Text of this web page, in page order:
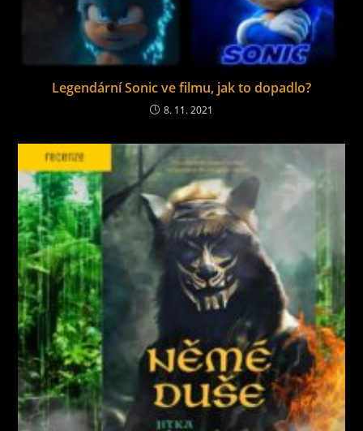
Legendární Sonic ve filmu, jak to dopadlo?
8. 11. 2021